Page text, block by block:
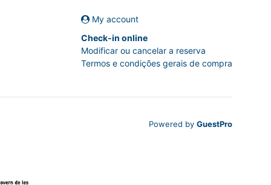
My account
Check-in online
Modificar ou cancelar a reserva
Termos e condições gerais de compra
Powered by GuestPro